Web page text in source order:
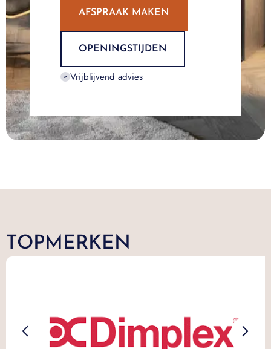
AFSPRAAK MAKEN
OPENINGSTIJDEN
Vrijblijvend advies
TOPMERKEN